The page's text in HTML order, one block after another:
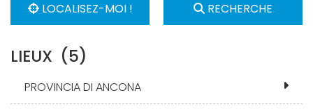
LOCALISEZ-MOI ! RECHERCHE
LIEUX (5)
PROVINCIA DI ANCONA